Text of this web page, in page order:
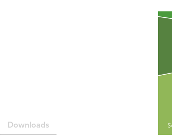
Downloads